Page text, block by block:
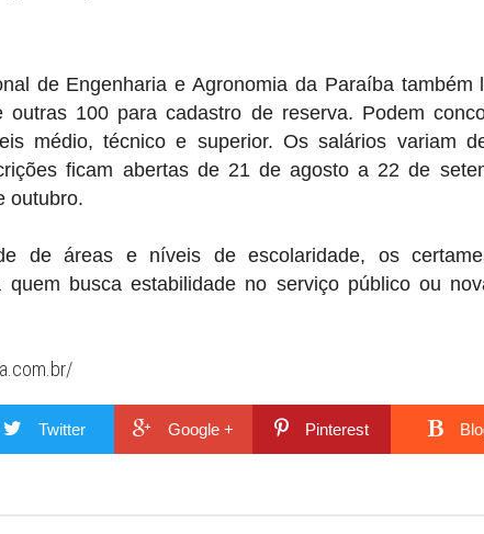
de Engenharia e Agronomia da Paraíbatambém
outras 100 para cadastro de reserva. Podem
médio, técnico e superior. Os salários variam
ficam abertas de 21 de agosto a 22 de
outubro.
de áreas e níveis de escolaridade, os
quem busca estabilidade no serviço público ou
Twitter Google + Pinterest